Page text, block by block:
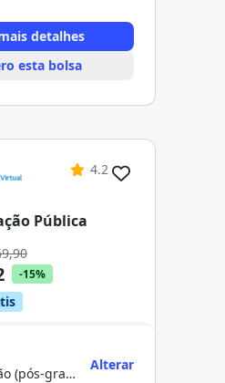
detalhes
esta bolsa
4.2
Pública
-15%
Especialização (pós-graduação)
Alterar